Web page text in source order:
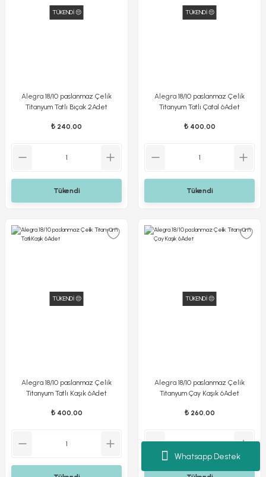
Whatsapp Destek
TÜKENDİ 😔
Alegra 18/10 paslanmaz Çelik
Titanyum Tatlı Bıçak 2Adet
₺ 240,00
Tükendi
TÜKENDİ 😔
Alegra 18/10 paslanmaz Çelik
Titanyum Tatlı Çatal 6Adet
₺ 400,00
Tükendi
TÜKENDİ 😔
Alegra 18/10 paslanmaz Çelik
Titanyum Tatlı Kaşık 6Adet
₺ 400,00
TÜKENDİ 😔
Alegra 18/10 paslanmaz Çelik
Titanyum Çay Kaşık 6Adet
₺ 260,00